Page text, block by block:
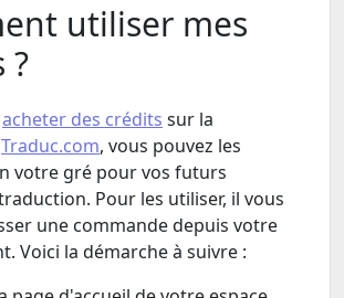
utiliser mes
?
acheter des crédits sur la
Traduc.com, vous pouvez les
votre gré pour vos futurs
Pour les utiliser, il vous
une commande depuis votre
Voici la démarche à suivre :